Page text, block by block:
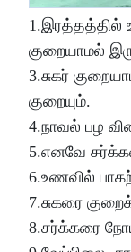
1.இரத்தத்தில்
குறையாமல்
3.சுகர்
குறையும்.
4.நாவல் பழ
5.எனவே
6.உணவில்
7.சுகரை
8.சர்க்கரை